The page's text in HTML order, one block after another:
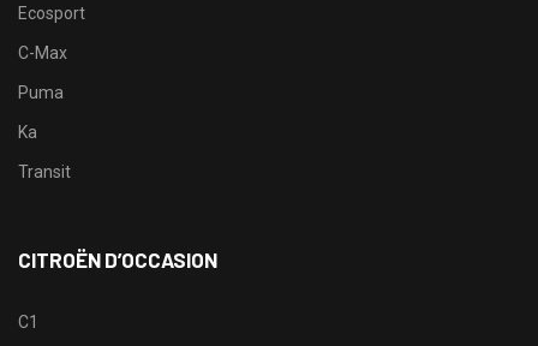
Ecosport
C-Max
Puma
Ka
Transit
CITROËN D’OCCASION
C1